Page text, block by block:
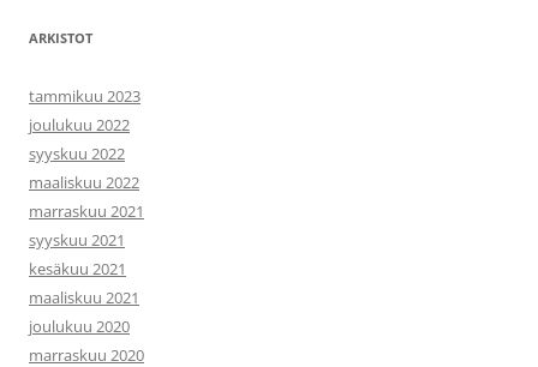
ARKISTOT
tammikuu 2023
joulukuu 2022
syyskuu 2022
maaliskuu 2022
marraskuu 2021
syyskuu 2021
kesäkuu 2021
maaliskuu 2021
joulukuu 2020
marraskuu 2020